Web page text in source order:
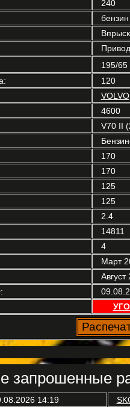
240
бензин
195/65
120
VOLVO
4600
V70 II
170
170
125
125
2.4
14811
4
Март
Август
запрошенные
14:19